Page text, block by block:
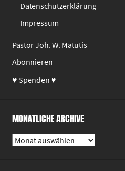
Datenschutzerklärung
Impressum
Pastor Joh. W. Matutis
Abonnieren
♥ Spenden ♥
MONATLICHE ARCHIVE
Monatliche